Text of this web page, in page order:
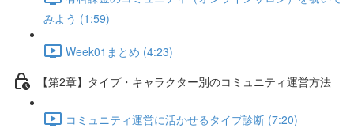
みよう (1:59)
Week01まとめ (4:23)
【第2章】タイプ・キャラクター別のコミュニティ運営方法
コミュニティ運営に活かせるタイプ診断 (7:20)